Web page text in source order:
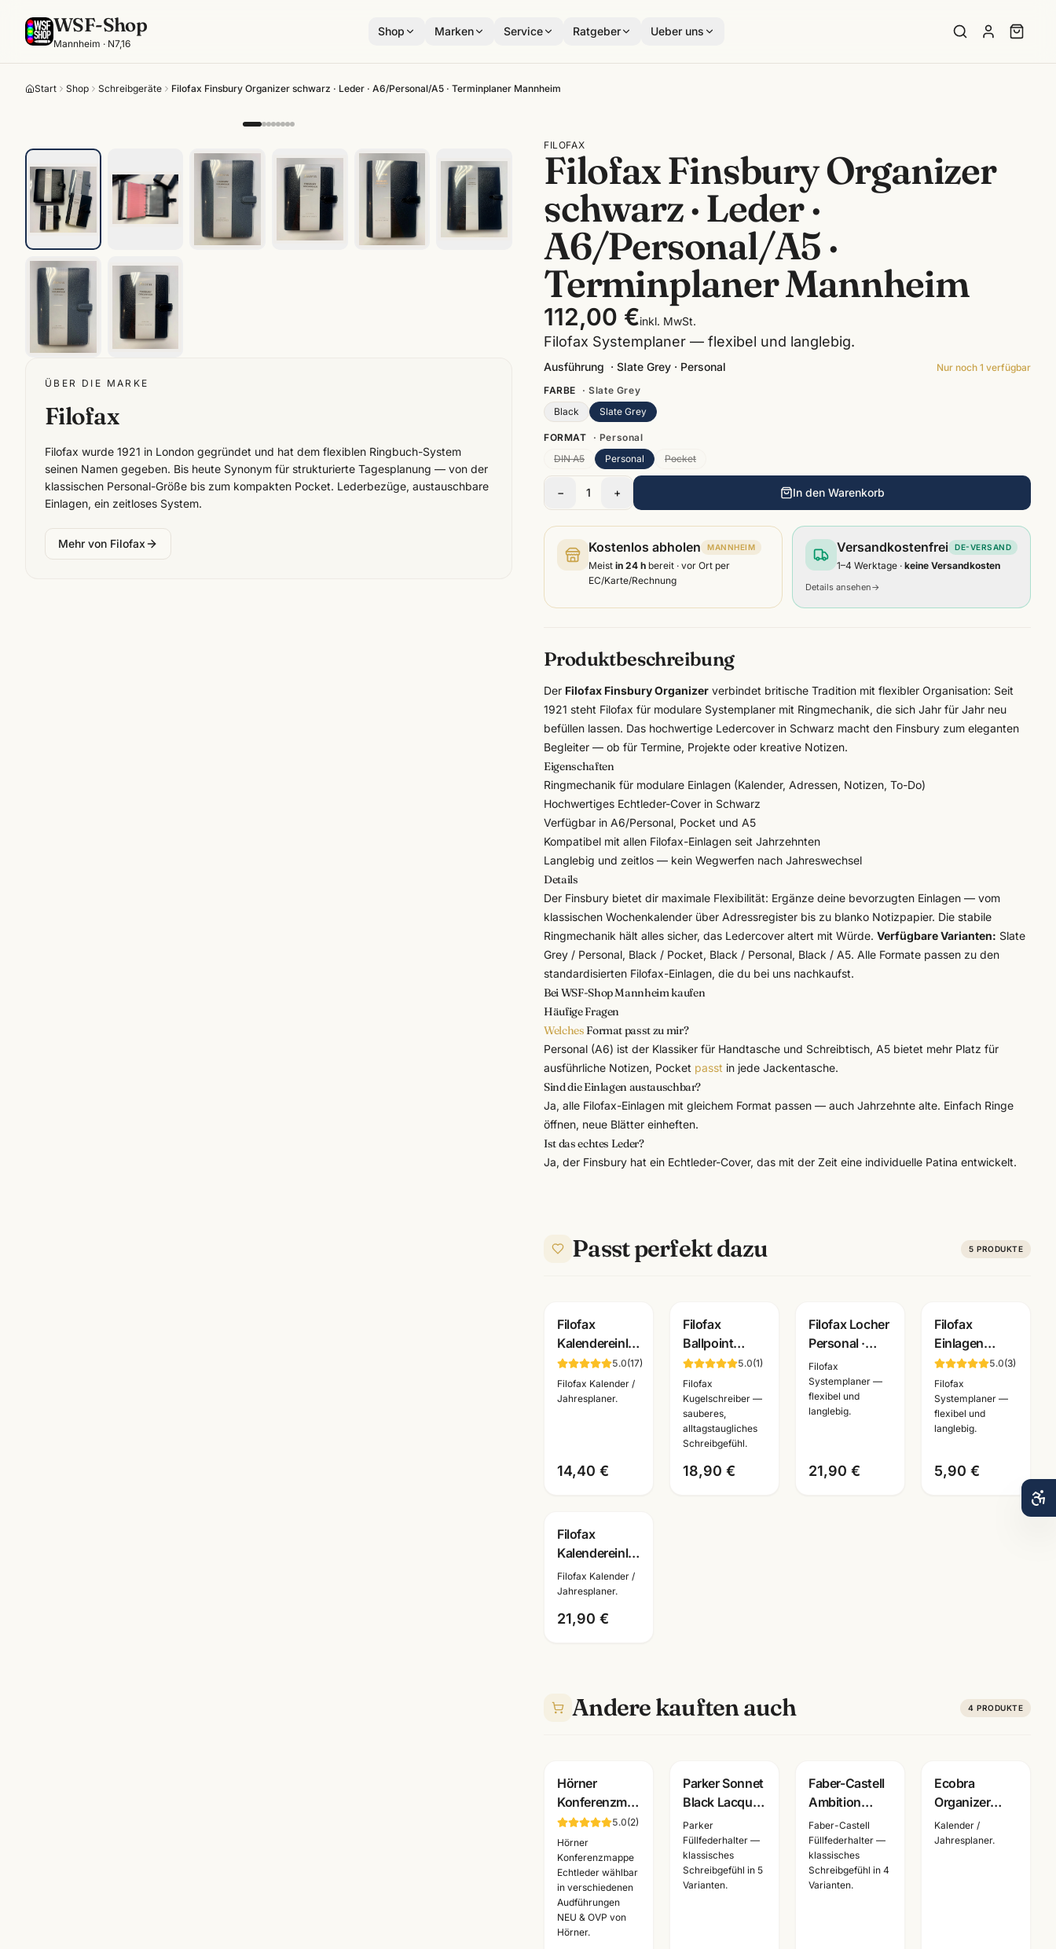
WSF-Shop
Mannheim · N7,16
Shop Marken Service Ratgeber Ueber uns
Start Shop Schreibgeräte Filofax Finsbury Organizer schwarz · Leder · A6/Personal/A5 · Terminplaner Mannheim
ÜBER DIE MARKE
Filofax
Filofax wurde 1921 in London gegründet und hat dem flexiblen Ringbuch-System
seinen Namen gegeben. Bis heute Synonym für strukturierte Tagesplanung — von der
klassischen Personal-Größe bis zum kompakten Pocket. Lederbezüge, austauschbare
Einlagen, ein zeitloses System.
Mehr von Filofax
FILOFAX
Filofax Finsbury Organizer
schwarz · Leder ·
A6/Personal/A5 ·
Terminplaner Mannheim
112,00 €inkl. MwSt.
Filofax Systemplaner — flexibel und langlebig.
Ausführung · Slate Grey · Personal Nur noch 1 verfügbar
FARBE
·Slate Grey
Black
Slate Grey
FORMAT · Personal
DIN A5
Personal Pocket
− 1 + In den Warenkorb
Kostenlos abholen MANNHEIM
Meist in 24 h bereit · vor Ort per
EC/Karte/Rechnung
Versandkostenfrei DE-VERSAND
1–4 Werktage · keine Versandkosten
Details ansehen→
Produktbeschreibung
Der Filofax Finsbury Organizer verbindet britische Tradition mit flexibler Organisation: Seit
1921 steht Filofax für modulare Systemplaner mit Ringmechanik, die sich Jahr für Jahr neu
befüllen lassen. Das hochwertige Ledercover in Schwarz macht den Finsbury zum eleganten
Begleiter — ob für Termine, Projekte oder kreative Notizen.
Eigenschaften
Ringmechanik für modulare Einlagen (Kalender, Adressen, Notizen, To-Do)
Hochwertiges Echtleder-Cover in Schwarz
Verfügbar in A6/Personal, Pocket und A5
Kompatibel mit allen Filofax-Einlagen seit Jahrzehnten
Langlebig und zeitlos — kein Wegwerfen nach Jahreswechsel
Details
Der Finsbury bietet dir maximale Flexibilität: Ergänze deine bevorzugten Einlagen — vom
klassischen Wochenkalender über Adressregister bis zu blanko Notizpapier. Die stabile
Ringmechanik hält alles sicher, das Ledercover altert mit Würde. Verfügbare Varianten: Slate
Grey / Personal, Black / Pocket, Black / Personal, Black / A5. Alle Formate passen zu den
standardisierten Filofax-Einlagen, die du bei uns nachkaufst.
Bei WSF-Shop Mannheim kaufen
Häufige Fragen
Welches Format passt zu mir?
Personal (A6) ist der Klassiker für Handtasche und Schreibtisch, A5 bietet mehr Platz für
ausführliche Notizen, Pocket passt in jede Jackentasche.
Sind die Einlagen austauschbar?
Ja, alle Filofax-Einlagen mit gleichem Format passen — auch Jahrzehnte alte. Einfach Ringe
öffnen, neue Blätter einheften.
Ist das echtes Leder?
Ja, der Finsbury hat ein Echtleder-Cover, das mit der Zeit eine individuelle Patina entwickelt.
Passt perfekt dazu 5 PRODUKTE
Filofax
Kalendereinlage
Personal 2027
· 1 Woche/2
Seiten
5.0(17)
Filofax Kalender /
Jahresplaner.
14,40 €
Filofax
Ballpoint
Kugelschreiber
·
verschiedene
Motive ·
Schreibgeräte
5.0(1)
Filofax
Kugelschreiber —
sauberes,
alltagstaugliches
Schreibgefühl.
18,90 €
Filofax Locher
Personal ·
130119 · für
Clipbook +
Terminplaner ·
Bürobedarf
Filofax
Systemplaner —
flexibel und
langlebig.
21,90 €
Filofax
Einlagen
Personal/A5 ·
blanko kariert
liniert dotted ·
Systemplaner
Mannheim
5.0(3)
Filofax
Systemplaner —
flexibel und
langlebig.
5,90 €
Filofax
Kalendereinlage
Personal
2026 · 1 Tag/1
Seite deutsch
· Art. 26-
Filofax Kalender /
Jahresplaner.
21,90 €
Andere kauften auch 4 PRODUKTE
Hörner
Konferenzmappe
Echtleder ·
verschiedene
Ausfuehrungen
·
Bueroausstattung
Mannheim
5.0(2)
Hörner
Konferenzmappe
Echtleder wählbar
in verschiedenen
Audführungen
NEU & OVP von
Hörner.
Gravur
Parker Sonnet
Black Lacquer
GT · Füller +
Kugelschreiber
+ Roller ·
Schreibset
Parker
Füllfederhalter —
klassisches
Schreibgefühl in 5
Varianten.
Faber-Castell
Ambition
Schwarz ·
Füller +
Tintenroller +
Kugelschreiber
Faber-Castell
Füllfederhalter —
klassisches
Schreibgefühl in 4
Varianten.
Ecobra
Organizer
Zeitplansystem
· Echtes Leder
Kalender /
Jahresplaner.